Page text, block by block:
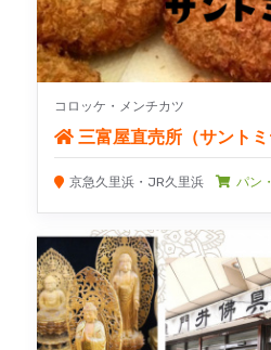
コロッケ・メンチカツ
三富屋直売所（サントミ
京急久里浜・JR久里浜 パン